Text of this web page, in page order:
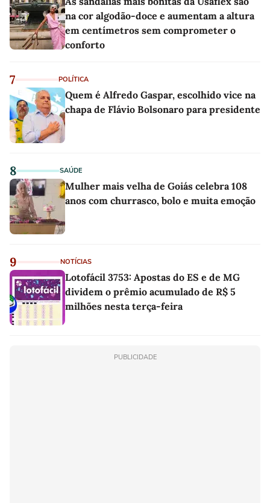
na cor algodão-doce e aumentam a altura
em centímetros sem comprometer o
conforto
7 POLÍTICA
Quem é Alfredo Gaspar, escolhido vice na
chapa de Flávio Bolsonaro para presidente
8 SAÚDE
Mulher mais velha de Goiás celebra 108
anos com churrasco, bolo e muita emoção
9 NOTÍCIAS
Lotofácil 3753: Apostas do ES e de MG
dividem o prêmio acumulado de R$ 5
milhões nesta terça-feira
PUBLICIDADE